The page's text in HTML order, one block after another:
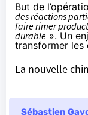
But de
des réactions
faire rimer
durable ». Un
transformer les
La nouvelle
Sébastien